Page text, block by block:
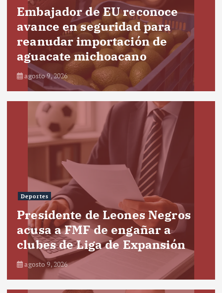
Embajador de EU reconoce
avance en seguridad para
reanudar importación de
aguacate michoacano
agosto 9, 2026
Deportes
Presidente de Leones Negros
acusa a FMF de engañar a
clubes de Liga de Expansión
agosto 9, 2026